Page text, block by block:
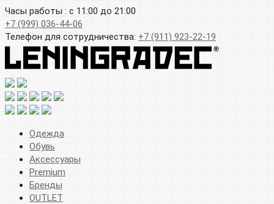
Часы работы : с 11:00 до 21:00
+7 (999) 036-44-06
Телефон для сотрудничества: +7 (911) 923-22-19
Одежда
Обувь
Аксессуары
Premium
Бренды
OUTLET